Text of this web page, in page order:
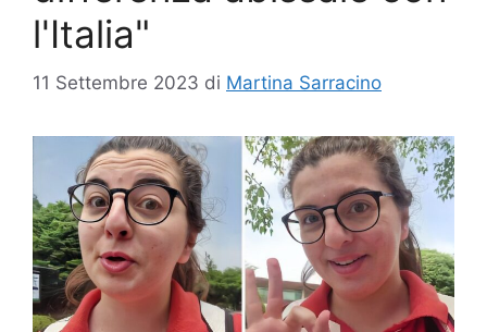
l'Italia"
11 Settembre 2023 di Martina Sarracino